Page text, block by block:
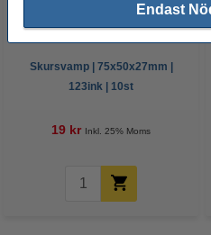
Endast
Skursvamp | 75x50x27mm |
123ink | 10st
19 kr Inkl. 25% Moms